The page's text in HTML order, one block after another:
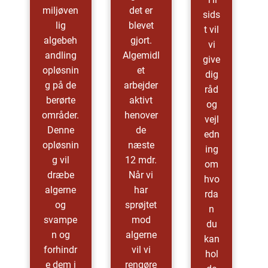
miljøven
lig
algebeh
andling
opløsnin
g på de
berørte
områder.
Denne
opløsnin
g vil
dræbe
algerne
og
svampe
n og
forhindr
e dem i
det er
blevet
gjort.
Algemidl
et
arbejder
aktivt
henover
de
næste
12 mdr.
Når vi
har
sprøjtet
mod
algerne
vil vi
rengøre
sids
t vil
vi
give
dig
råd
og
vejl
edn
ing
om
hvo
rda
n
du
kan
hol